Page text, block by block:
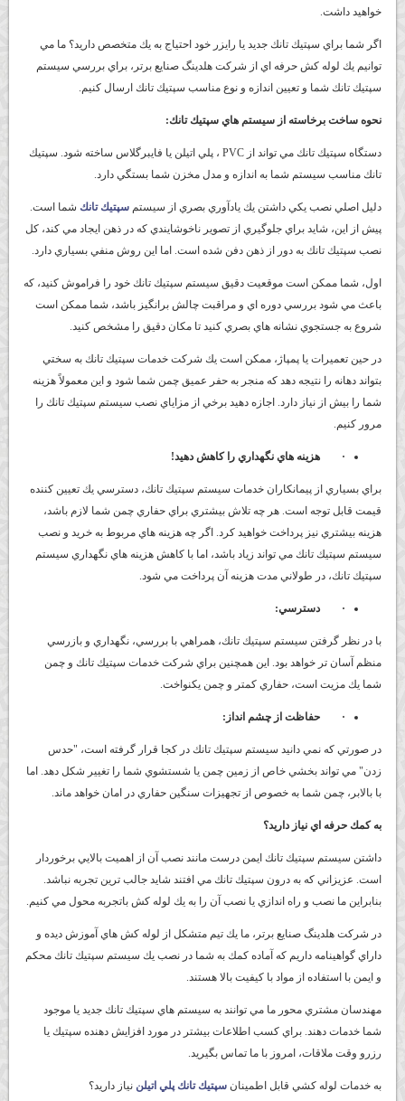
خواهيد داشت.
اگر شما براي سپتيك تانك جديد يا رايزر خود احتياج به يك متخصص داريد؟ ما مي
توانيم يك لوله كش حرفه اي از شركت هلدينگ صنايع برتر، براي بررسي سيستم
سپتيك تانك شما و تعيين اندازه و نوع مناسب سپتيك تانك ارسال كنيم.
نحوه ساخت برخاسته از سيستم هاي سپتيك تانك:
دستگاه سپتيك تانك مي تواند از PVC ، پلي اتيلن يا فايبرگلاس ساخته شود. سپتيك
تانك مناسب سيستم شما به اندازه و مدل مخزن شما بستگي دارد.
دليل اصلي نصب يكي داشتن يك يادآوري بصري از سيستم سپتيك تانك شما است.
پيش از اين، شايد براي جلوگيري از تصوير ناخوشايندي كه در ذهن ايجاد مي كند، كل
نصب سپتيك تانك به دور از ذهن دفن شده است. اما اين روش منفي بسياري دارد.
اول، شما ممكن است موقعيت دقيق سيستم سپتيك تانك خود را فراموش كنيد، كه
باعث مي شود بررسي دوره اي و مراقبت چالش برانگيز باشد، شما ممكن است
شروع به جستجوي نشانه هاي بصري كنيد تا مكان دقيق را مشخص كنيد.
در حين تعميرات يا پمپاژ، ممكن است يك شركت خدمات سپتيك تانك به سختي
بتواند دهانه را نتيجه دهد كه منجر به حفر عميق چمن شما شود و اين معمولاً هزينه
شما را بيش از نياز دارد. اجازه دهيد برخي از مزاياي نصب سيستم سپتيك تانك را
مرور كنيم.
· هزينه هاي نگهداري را كاهش دهيد!
براي بسياري از پيمانكاران خدمات سيستم سپتيك تانك، دسترسي يك تعيين كننده
قيمت قابل توجه است. هر چه تلاش بيشتري براي حفاري چمن شما لازم باشد،
هزينه بيشتري نيز پرداخت خواهيد كرد. اگر چه هزينه هاي مربوط به خريد و نصب
سيستم سپتيك تانك مي تواند زياد باشد، اما با كاهش هزينه هاي نگهداري سيستم
سپتيك تانك، در طولاني مدت هزينه آن پرداخت مي شود.
· دسترسي:
با در نظر گرفتن سيستم سپتيك تانك، همراهي با بررسي، نگهداري و بازرسي
منظم آسان تر خواهد بود. اين همچنين براي شركت خدمات سپتيك تانك و چمن
شما يك مزيت است، حفاري كمتر و چمن يكنواخت.
· حفاظت از چشم انداز:
در صورتي كه نمي دانيد سيستم سپتيك تانك در كجا قرار گرفته است، "حدس
زدن" مي تواند بخشي خاص از زمين چمن يا شستشوي شما را تغيير شكل دهد. اما
با بالابر، چمن شما به خصوص از تجهيزات سنگين حفاري در امان خواهد ماند.
به كمك حرفه اي نياز داريد؟
داشتن سيستم سپتيك تانك ايمن درست مانند نصب آن از اهميت بالايي برخوردار
است. عزيزاني كه به درون سپتيك تانك مي افتند شايد جالب ترين تجربه نباشد.
بنابراين ما نصب و راه اندازي يا نصب آن را به يك لوله كش باتجربه محول مي كنيم.
در شركت هلدينگ صنايع برتر، ما يك تيم متشكل از لوله كش هاي آموزش ديده و
داراي گواهينامه داريم كه آماده كمك به شما در نصب يك سيستم سپتيك تانك محكم
و ايمن با استفاده از مواد با كيفيت بالا هستند.
مهندسان مشتري محور ما مي توانند به سيستم هاي سپتيك تانك جديد يا موجود
شما خدمات دهند. براي كسب اطلاعات بيشتر در مورد افزايش دهنده سپتيك يا
رزرو وقت ملاقات، امروز با ما تماس بگيريد.
به خدمات لوله كشي قابل اطمينان سپتيك تانك پلي اتيلن نياز داريد؟